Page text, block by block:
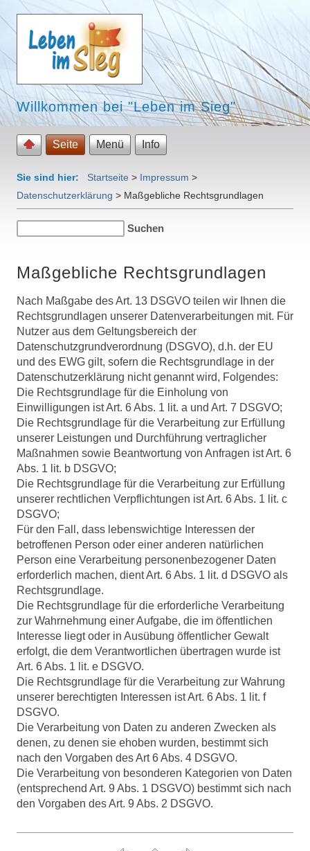
Willkommen bei "Leben im Sieg"
Seite Menü Info
Sie sind hier: Startseite > Impressum >
Datenschutzerklärung > Maßgebliche Rechtsgrundlagen
Maßgebliche Rechtsgrundlagen
Nach Maßgabe des Art. 13 DSGVO teilen wir Ihnen die
Rechtsgrundlagen unserer Datenverarbeitungen mit. Für
Nutzer aus dem Geltungsbereich der
Datenschutzgrundverordnung (DSGVO), d.h. der EU
und des EWG gilt, sofern die Rechtsgrundlage in der
Datenschutzerklärung nicht genannt wird, Folgendes:
Die Rechtsgrundlage für die Einholung von
Einwilligungen ist Art. 6 Abs. 1 lit. a und Art. 7 DSGVO;
Die Rechtsgrundlage für die Verarbeitung zur Erfüllung
unserer Leistungen und Durchführung vertraglicher
Maßnahmen sowie Beantwortung von Anfragen ist Art. 6
Abs. 1 lit. b DSGVO;
Die Rechtsgrundlage für die Verarbeitung zur Erfüllung
unserer rechtlichen Verpflichtungen ist Art. 6 Abs. 1 lit. c
DSGVO;
Für den Fall, dass lebenswichtige Interessen der
betroffenen Person oder einer anderen natürlichen
Person eine Verarbeitung personenbezogener Daten
erforderlich machen, dient Art. 6 Abs. 1 lit. d DSGVO als
Rechtsgrundlage.
Die Rechtsgrundlage für die erforderliche Verarbeitung
zur Wahrnehmung einer Aufgabe, die im öffentlichen
Interesse liegt oder in Ausübung öffentlicher Gewalt
erfolgt, die dem Verantwortlichen übertragen wurde ist
Art. 6 Abs. 1 lit. e DSGVO.
Die Rechtsgrundlage für die Verarbeitung zur Wahrung
unserer berechtigten Interessen ist Art. 6 Abs. 1 lit. f
DSGVO.
Die Verarbeitung von Daten zu anderen Zwecken als
denen, zu denen sie ehoben wurden, bestimmt sich
nach den Vorgaben des Art 6 Abs. 4 DSGVO.
Die Verarbeitung von besonderen Kategorien von Daten
(entsprechend Art. 9 Abs. 1 DSGVO) bestimmt sich nach
den Vorgaben des Art. 9 Abs. 2 DSGVO.